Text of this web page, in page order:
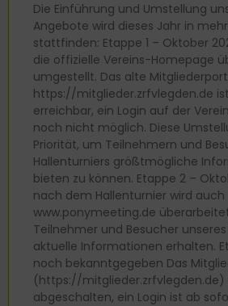
Die Einführung und Umstellung
Angebote wird dieses Jahr in
stattfinden: Etappe 1 – Oktober
die offizielle Vereins-Homepage
umgestellt. Das alte
https://mitglieder.zrfvlegden.de
erreichbar, ein Login auf der
noch nicht möglich. Diese
Priorität, um Teilnehmern und
Hallenturniers größtmögliche
bieten zu können. Etappe 2 –
nach dem Hallenturnier wird auch
www.ponymeeting.de
Teilnehmer und Besucher
aktuelle Informationen erhalten.
noch bekanntgegeben Das
(https://mitglieder.zrfvlegden.de)
abgeschalten, ein Login ist ab